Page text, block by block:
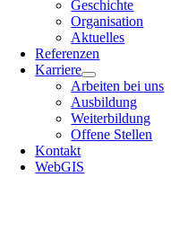
Geschichte
Organisation
Aktuelles
Referenzen
Karriere
Arbeiten bei uns
Ausbildung
Weiterbildung
Offene Stellen
Kontakt
WebGIS